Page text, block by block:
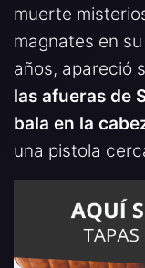
muerte
magnates en
años, apareció
las afueras de
bala en la
una pistola